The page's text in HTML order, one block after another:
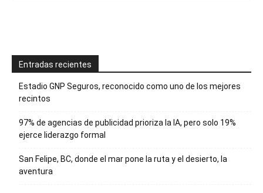
Entradas recientes
Estadio GNP Seguros, reconocido como uno de los mejores
recintos
97% de agencias de publicidad prioriza la IA, pero solo 19%
ejerce liderazgo formal
San Felipe, BC, donde el mar pone la ruta y el desierto, la
aventura